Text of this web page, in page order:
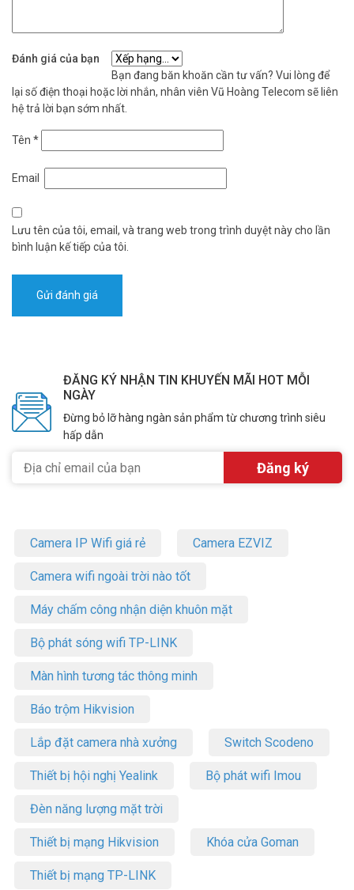
Đánh giá của bạn
Bạn đang băn khoăn cần tư vấn? Vui lòng để
lại số điện thoại hoặc lời nhắn, nhân viên Vũ Hoàng Telecom sẽ liên
hệ trả lời bạn sớm nhất.
Tên *
Email
Lưu tên của tôi, email, và trang web trong trình duyệt này cho lần
bình luận kế tiếp của tôi.
ĐĂNG KÝ NHẬN TIN KHUYẾN MÃI HOT MỖI
NGÀY
Đừng bỏ lỡ hàng ngàn sản phẩm từ chương trình siêu
hấp dẫn
Camera IP Wifi giá rẻ Camera EZVIZ
Camera wifi ngoài trời nào tốt
Máy chấm công nhận diện khuôn mặt
Bộ phát sóng wifi TP-LINK
Màn hình tương tác thông minh
Báo trộm Hikvision
Lắp đặt camera nhà xưởng Switch Scodeno
Thiết bị hội nghị Yealink Bộ phát wifi Imou
Đèn năng lượng mặt trời
Thiết bị mạng Hikvision Khóa cửa Goman
Thiết bị mạng TP-LINK